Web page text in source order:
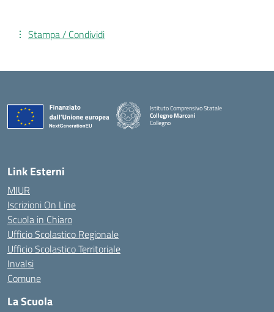
Stampa / Condividi
Istituto Comprensivo Statale
Collegno Marconi
Collegno
Link Esterni
MIUR
Iscrizioni On Line
Scuola in Chiaro
Ufficio Scolastico Regionale
Ufficio Scolastico Territoriale
Invalsi
Comune
La Scuola